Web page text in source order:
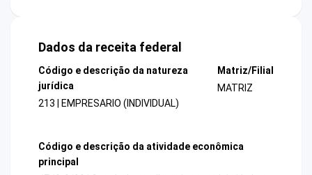
Dados da receita federal
Código e descrição da natureza
jurídica
213 | EMPRESARIO (INDIVIDUAL)
Matriz/Filial
MATRIZ
Código e descrição da atividade econômica
principal